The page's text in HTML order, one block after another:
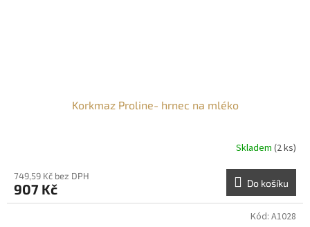
Korkmaz Proline- hrnec na mléko
Skladem (2 ks)
749,59 Kč bez DPH
907 Kč Do košíku
Kód: A1028